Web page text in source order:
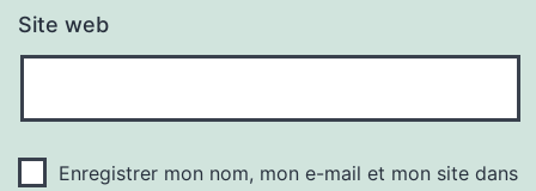
Site web
Enregistrer mon nom, mon e-mail et mon site dans